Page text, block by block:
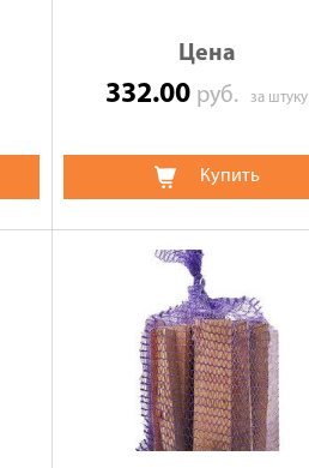
Цена
332.00 руб.за штуку
Купить